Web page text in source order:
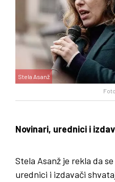
Stela Asanž
Novinari, urednici i
Stela Asanž je rekla da
urednici i izdavači